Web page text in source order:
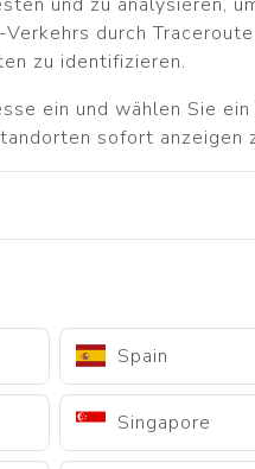
durch
zu identifizieren.
ein und wählen Sie
sofort anzeigen
Spain
Singapore